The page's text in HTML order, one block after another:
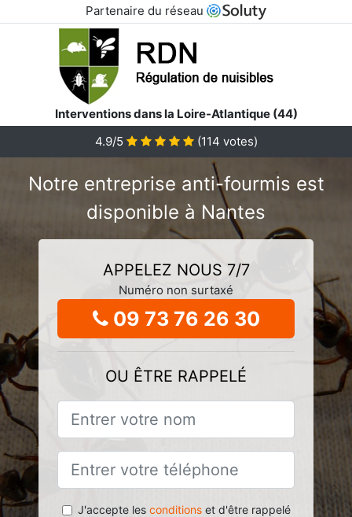
Partenaire du réseau
Interventions dans la Loire-Atlantique (44)
4.9/5
(114 votes)
Notre entreprise anti-fourmis est
disponible à Nantes
APPELEZ NOUS 7/7
Numéro non surtaxé
09 73 76 26 30
OU ÊTRE RAPPELÉ
J'accepte les conditionset d'être rappelé